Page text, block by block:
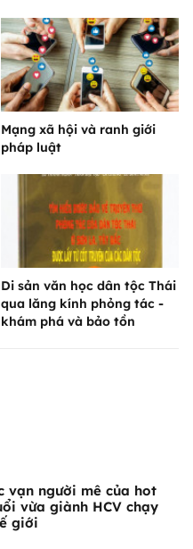
Mạng xã hội và ranh giới
pháp luật
Di sản văn học dân tộc Thái
qua lăng kính phỏng tác -
khám phá và bảo tồn
vạn người mê của hot
vừa giành HCV chạy
giới